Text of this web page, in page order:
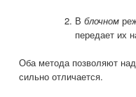
В блочном
передает их
Оба метода позволяют
сильно отличается.